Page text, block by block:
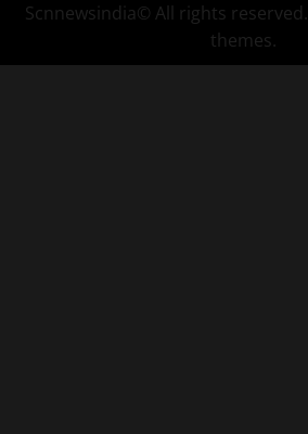
Scnnewsindia© All rights reserved.
themes.